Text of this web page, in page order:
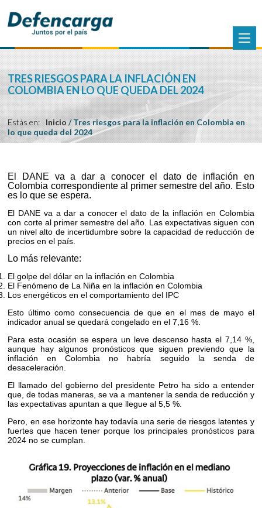
TRES RIESGOS PARA LA INFLACIÓN EN
COLOMBIA EN LO QUE QUEDA DEL 2024
Estás en: Inicio/Tres riesgos para la inflación en Colombia en
lo que queda del 2024
El DANE va a dar a conocer el dato de inflación en
Colombia correspondiente al primer semestre del año. Esto
es lo que se espera.
El DANE va a dar a conocer el dato de la inflación en Colombia
con corte al primer semestre del año. Las expectativas siguen con
un nivel alto de incertidumbre sobre la capacidad de reducción de
precios en el país.
Lo más relevante:
El golpe del dólar en la inflación en Colombia
El Fenómeno de La Niña en la inflación en Colombia
Los energéticos en el comportamiento del IPC
Esto último como consecuencia de que en el mes de mayo el
indicador anual se quedará congelado en el 7,16 %.
Para esta ocasión se espera un leve descenso hasta el 7,14 %,
aunque hay algunos pronósticos que siguen previendo que la
inflación en Colombia no habría seguido la senda de
desaceleración.
El llamado del gobierno del presidente Petro ha sido a entender
que, de todas maneras, se va a mantener la senda de reducción y
las expectativas apuntan a que llegue al 5,5 %.
Pero, en ese horizonte hay todavía una serie de riesgos latentes y
fuertes que hacen tener porque los principales pronósticos para
2024 no se cumplan.